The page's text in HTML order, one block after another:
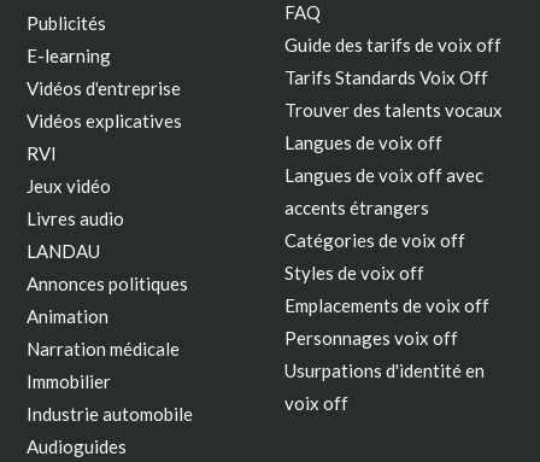
Publicités
E-learning
Vidéos d'entreprise
Vidéos explicatives
RVI
Jeux vidéo
Livres audio
LANDAU
Annonces politiques
Animation
Narration médicale
Immobilier
Industrie automobile
Audioguides
FAQ
Guide des tarifs de voix off
Tarifs Standards Voix Off
Trouver des talents vocaux
Langues de voix off
Langues de voix off avec
accents étrangers
Catégories de voix off
Styles de voix off
Emplacements de voix off
Personnages voix off
Usurpations d'identité en
voix off